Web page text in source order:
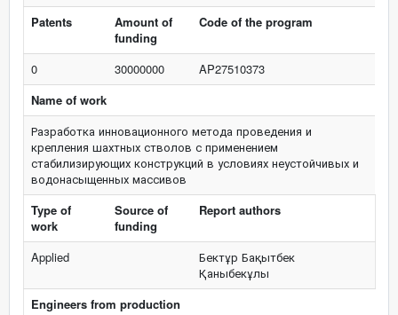
Patents
Amount of
funding
Code of the program
0 30000000
AP27510373
Name of work
Разработка инновационного метода проведения и
крепления шахтных стволов с применением
стабилизирующих конструкций в условиях неустойчивых и
водонасыщенных массивов
Type of
work
Source of
funding
Report authors
Applied
Бектұр Бақытбек
Қаныбекұлы
Engineers from production